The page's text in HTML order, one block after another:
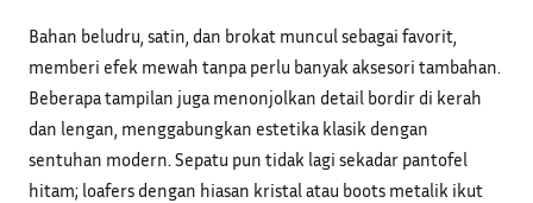
Bahan beludru, satin, dan brokat muncul sebagai favorit,
memberi efek mewah tanpa perlu banyak aksesori tambahan.
Beberapa tampilan juga menonjolkan detail bordir di kerah
dan lengan, menggabungkan estetika klasik dengan
sentuhan modern. Sepatu pun tidak lagi sekadar pantofel
hitam; loafers dengan hiasan kristal atau boots metalik ikut